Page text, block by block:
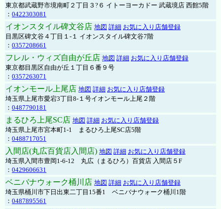
東京都武蔵野市境南町２丁目３?６ イトーヨーカドー 武蔵境店 西館5階
： 0422303081
イオンスタイル碑文谷店 地図 詳細 お気に入り店舗登録
目黒区碑文谷４丁目１-１ イオンスタイル碑文谷7階
： 0357208661
フレル・ウィズ自由が丘店 地図 詳細 お気に入り店舗登録
東京都目黒区自由が丘１丁目６番９号
： 0357263071
イオンモール上尾店 地図 詳細 お気に入り店舗登録
埼玉県上尾市愛宕3丁目8-１号イオンモール上尾２階
： 0487790181
まるひろ上尾SC店 地図 詳細 お気に入り店舗登録
埼玉県上尾市宮本町1-1 まるひろ上尾SC店5階
： 0488717051
入間店(丸広百貨店入間店) 地図 詳細 お気に入り店舗登録
埼玉県入間市豊岡1-6-12 丸広（まるひろ）百貨店 入間店５F
： 0429606631
ベニバナウォーク桶川店 地図 詳細 お気に入り店舗登録
埼玉県桶川市下日出東二丁目15番1 ベニバナウォーク桶川1階
： 0487895561